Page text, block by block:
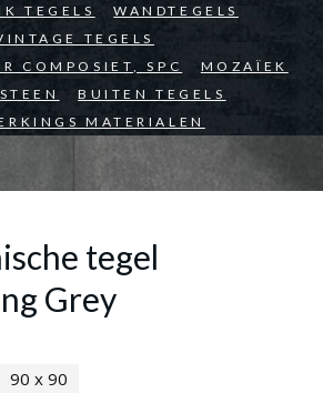
TEGELS
WANDTEGELS
TEGELS
COMPOSIET, SPC
MOZAÏEK
BUITEN TEGELS
MATERIALEN
tegel
Grey
90 x 90